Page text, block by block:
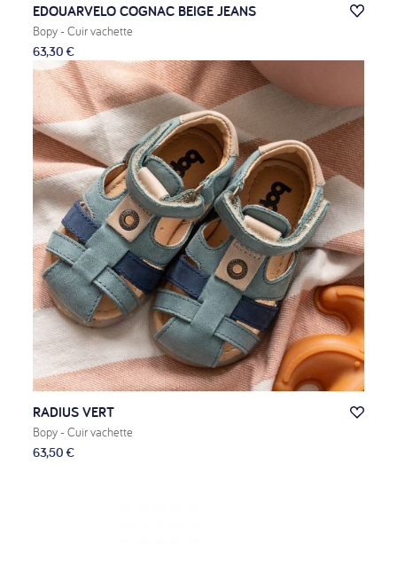
EDOUARVELO COGNAC BEIGE JEANS
Bopy - Cuir vachette
63,30 €
RADIUS VERT
Bopy - Cuir vachette
63,50 €